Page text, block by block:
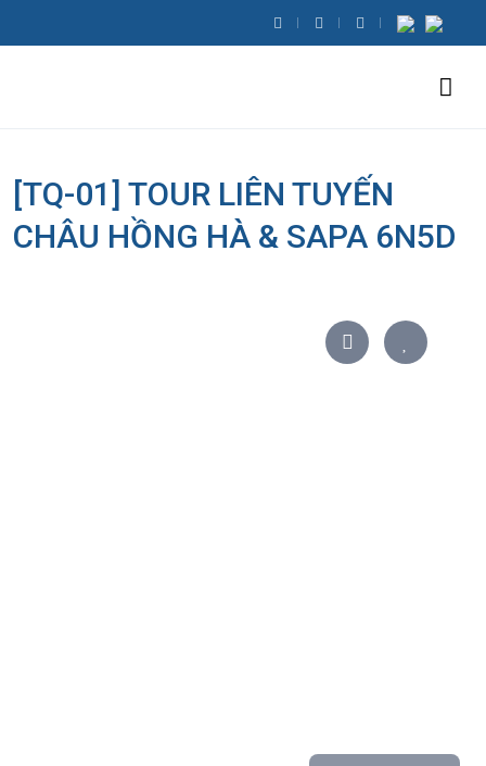
[TQ-01] TOUR LIÊN TUYẾN
CHÂU HỒNG HÀ & SAPA 6N5D